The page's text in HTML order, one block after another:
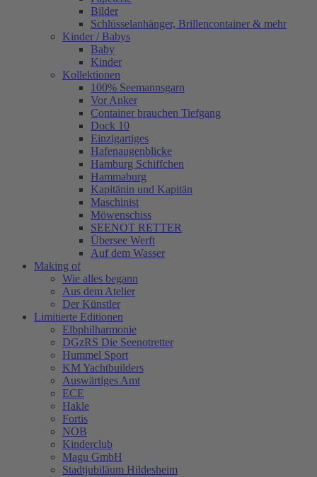
Bilder
Schlüsselanhänger, Brillencontainer & mehr
Kinder / Babys
Baby
Kinder
Kollektionen
100% Seemannsgarn
Vor Anker
Container brauchen Tiefgang
Dock 10
Einzigartiges
Hafenaugen­blicke
Hamburg Schiffchen
Hammaburg
Kapitänin und Kapitän
Maschinist
Möwenschiss
SEENOT RETTER
Übersee Werft
Auf dem Wasser
Making of
Wie alles begann
Aus dem Atelier
Der Künstler
Limitierte Editionen
Elbphilharmonie
DGzRS Die Seenotretter
Hummel Sport
KM Yachtbuilders
Auswärtiges Amt
ECE
Hakle
Fortis
NOB
Kinderclub
Magu GmbH
Stadtjubiläum Hildesheim